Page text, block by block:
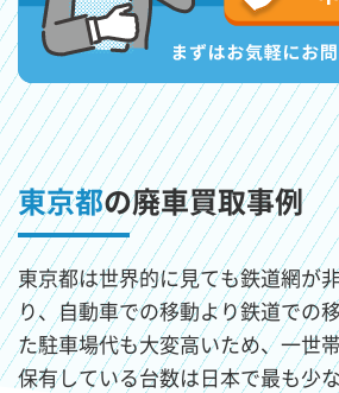
東京都の廃車買取事例
東京都は世界的に見ても鉄道網が
り、自動車での移動より鉄道での
た駐車場代も大変高いため、一世
保有している台数は日本で最も少